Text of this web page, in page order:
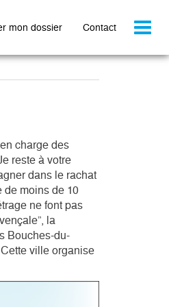
mon dossier Contact
charge des
reste à votre
dans le rachat
de moins de 10
ne font pas
la
Bouches-du-
ville organise